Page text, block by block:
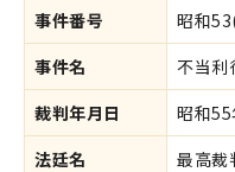
事件番号
昭和
事件名
不当利
裁判年月日
昭和
法廷名
最高裁